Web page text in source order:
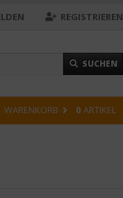
REGISTRIEREN
SUCHEN
WARENKORB 0 ARTIKEL